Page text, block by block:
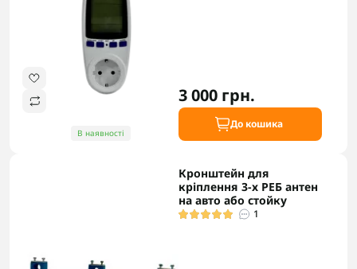
В наявності
3 000 грн.
До кошика
Кронштейн для
кріплення 3-х РЕБ антен
на авто або стойку
1